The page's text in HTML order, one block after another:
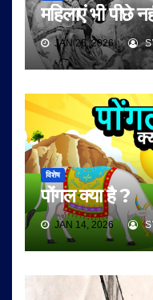
महिलाएं भी पीछे
JAN 26, 2026
विशेष
पोंगल क्या है ?
JAN 14, 2026